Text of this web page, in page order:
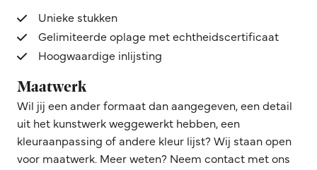
Unieke stukken
Gelimiteerde oplage met echtheidscertificaat
Hoogwaardige inlijsting
Maatwerk
Wil jij een ander formaat dan aangegeven, een detail
uit het kunstwerk weggewerkt hebben, een
kleuraanpassing of andere kleur lijst? Wij staan open
voor maatwerk. Meer weten? Neem contact met ons